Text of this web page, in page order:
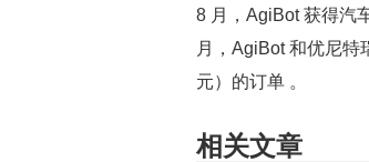
8 月，AgiBot 获得汽
月，AgiBot 和优尼特
元）的订单 。
相关文章